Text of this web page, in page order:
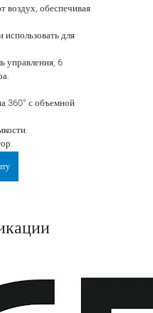
воздух, обеспечивая
для
управления, 6
360° с объемной